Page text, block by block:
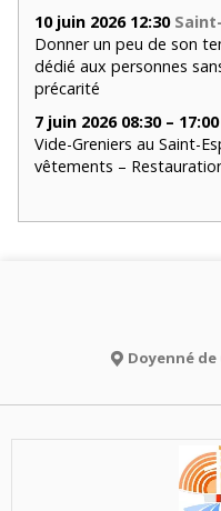
10 juin 2026 12:30
Donner un peu de son
dédié aux personnes
précarité
7 juin 2026 08:30 – 17:00
Vide-Greniers au Saint-
vêtements –
Doyenné